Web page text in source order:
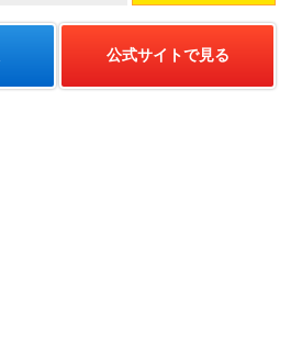
公式サイトで見る